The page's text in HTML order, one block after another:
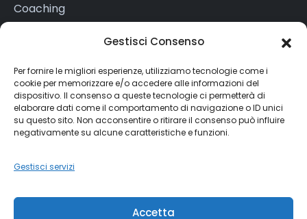
Gestisci Consenso
Per fornire le migliori esperienze, utilizziamo tecnologie come i
cookie per memorizzare e/o accedere alle informazioni del
dispositivo. Il consenso a queste tecnologie ci permetterà di
elaborare dati come il comportamento di navigazione o ID unici
su questo sito. Non acconsentire o ritirare il consenso può influire
negativamente su alcune caratteristiche e funzioni.
Gestisci servizi
Accetta
Coaching
LEGAL
Cookie Policy (UE)
Imprint